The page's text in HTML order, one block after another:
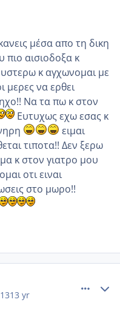
μέσα απο τη δικη
πιο αισιοδοξα κ
υστερω κ αγχωνομαι με
μερες να ερθει
Να τα πω κ στον
Ευτυχως εχω εσας κ
ειμαι
τιποτα!! Δεν ξερω
κ στον γιατρο μου
οτι ειναι
στο μωρο!!
13 yr